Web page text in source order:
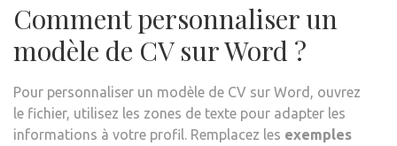
Comment personnaliser un
modèle de CV sur Word ?
Pour personnaliser un modèle de CV sur Word, ouvrez
le fichier, utilisez les zones de texte pour adapter les
informations à votre profil. Remplacez les exemples